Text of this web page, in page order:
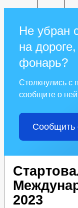
Не убран
на
фонарь?
Столкнулись
сообщите о
Сообщить
2023